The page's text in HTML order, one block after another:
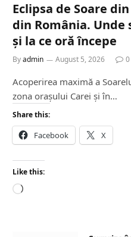
Eclipsa de Soare
din România. Unde
și la ce oră începe
Byadmin August 5, 2026 0
Acoperirea maximă a
zona orașului Carei și în…
Share this:
Facebook X
Like this:
L